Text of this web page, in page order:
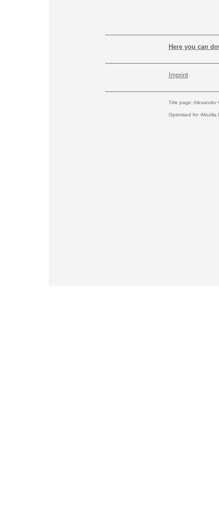
Here you can
Imprint
Title page: Alexander
Optimised for ›Mozilla